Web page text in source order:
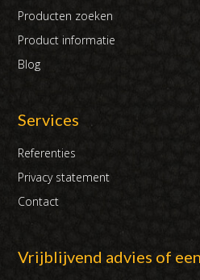
Producten zoeken
Product informatie
Blog
Services
Referenties
Privacy statement
Contact
Vrijblijvend advies of